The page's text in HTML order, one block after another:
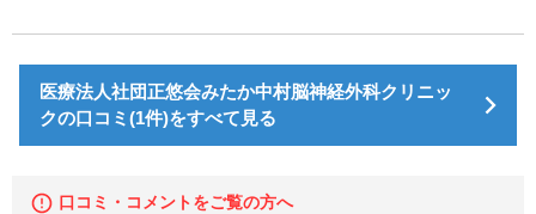
医療法人社団正悠会みたか中村脳神経外科クリニッ
クの口コミ(1件)をすべて見る
口コミ・コメントをご覧の方へ